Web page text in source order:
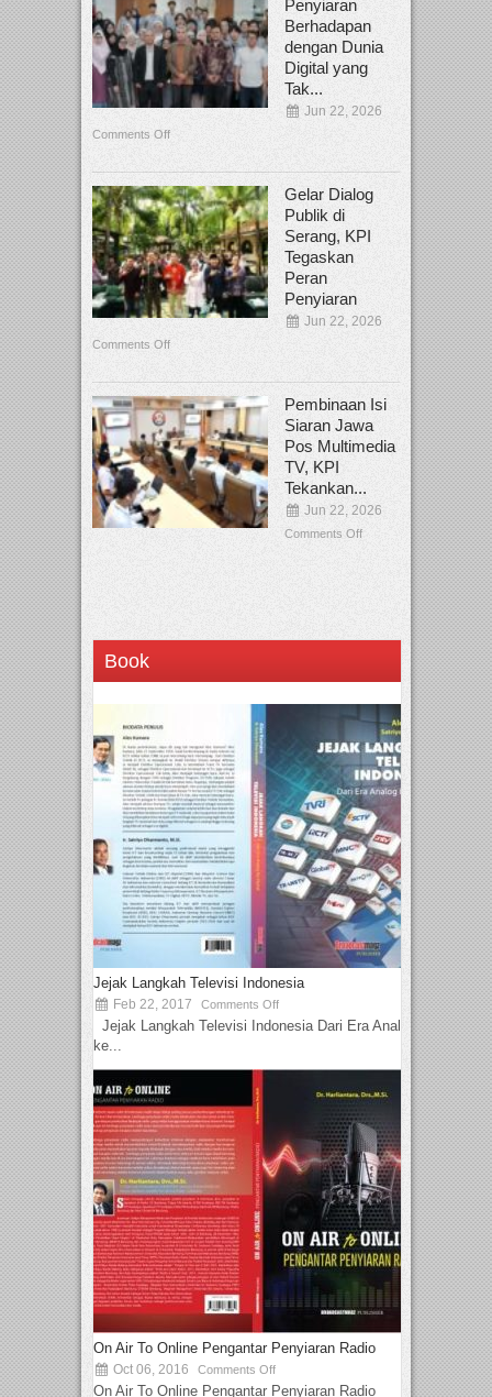
Penyiaran
Berhadapan
dengan Dunia
Digital yang
Tak...
Jun 22, 2026
Comments Off
Gelar Dialog
Publik di
Serang, KPI
Tegaskan
Peran
Penyiaran
Jun 22, 2026
Comments Off
Pembinaan Isi
Siaran Jawa
Pos Multimedia
TV, KPI
Tekankan...
Jun 22, 2026
Comments Off
Book
Jejak Langkah Televisi Indonesia
Feb 22, 2017 Comments Off
Jejak Langkah Televisi Indonesia Dari Era Analog
ke...
On Air To Online Pengantar Penyiaran Radio
Oct 06, 2016 Comments Off
On Air To Online Pengantar Penyiaran Radio